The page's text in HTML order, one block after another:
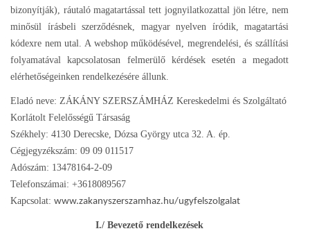
bizonyítják), ráutaló magatartással tett jognyilatkozattal jön létre, nem
minősül írásbeli szerződésnek, magyar nyelven íródik, magatartási
kódexre nem utal. A webshop működésével, megrendelési, és szállítási
folyamatával kapcsolatosan felmerülő kérdések esetén a megadott
elérhetőségeinken rendelkezésére állunk.
Eladó neve: ZÁKÁNY SZERSZÁMHÁZ Kereskedelmi és Szolgáltató
Korlátolt Felelősségű Társaság
Székhely: 4130 Derecske, Dózsa György utca 32. A. ép.
Cégjegyzékszám: 09 09 011517
Adószám: 13478164-2-09
Telefonszámai: +3618089567
Kapcsolat: www.zakanyszerszamhaz.hu/ugyfelszolgalat
I./ Bevezető rendelkezések